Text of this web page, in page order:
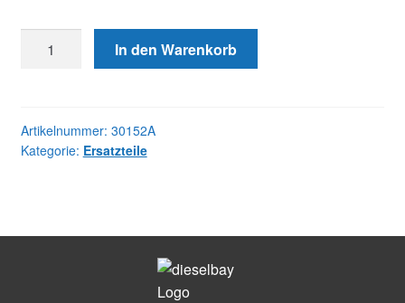
NOZZLE
In den Warenkorb
Artikelnummer: 30152A
Kategorie: Ersatzteile